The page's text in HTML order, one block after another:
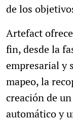
de los
Artefact
fin, desde la
empresarial y
mapeo, la
creación de
automático y